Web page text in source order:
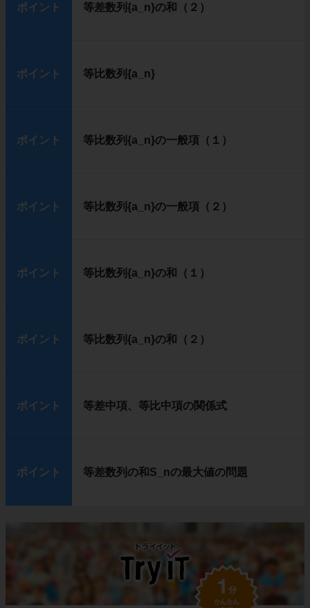
ポイント 等差数列{a_n}の和（２）
ポイント 等比数列{a_n}
ポイント 等比数列{a_n}の一般項（１）
ポイント 等比数列{a_n}の一般項（２）
ポイント 等比数列{a_n}の和（１）
ポイント 等比数列{a_n}の和（２）
ポイント 等差中項、等比中項の関係式
ポイント 等差数列の和S_nの最大値の問題